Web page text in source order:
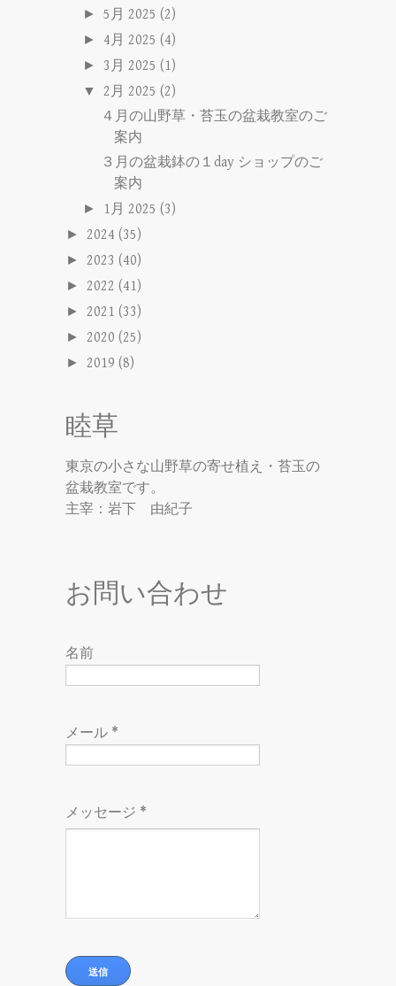
►5月 2025 (2)
► 4月 2025 (4)
►3月 2025 (1)
▼ 2月 2025 (2)
４月の山野草・苔玉の盆栽教室のご
案内
３月の盆栽鉢の１day ショップのご
案内
► 1月 2025 (3)
► 2024 (35)
► 2023 (40)
► 2022 (41)
► 2021 (33)
► 2020 (25)
► 2019 (8)
睦草
東京の小さな山野草の寄せ植え・苔玉の
盆栽教室です。
主宰：岩下 由紀子
お問い合わせ
名前
メール *
メッセージ *